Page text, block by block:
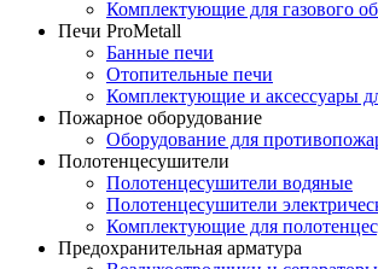
Комплектующие для газового
Печи ProMetall
Банные печи
Отопительные печи
Комплектующие и аксессуары
Пожарное оборудование
Оборудование для
Полотенцесушители
Полотенцесушители водяные
Полотенцесушители
Комплектующие для
Предохранительная арматура